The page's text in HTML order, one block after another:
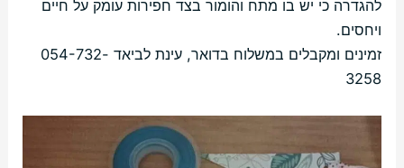
להגדרה כי יש בו מתח והומור בצד חפירות עומק על חיים
ויחסים.
זמינים ומקבלים במשלוח בדואר, עינת לביאד 054-732-
3258